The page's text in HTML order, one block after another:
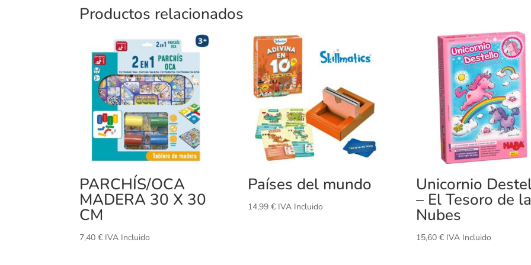
Productos relacionados
PARCHÍS/OCA
MADERA 30 X 30
CM
7,40€ IVA Incluido
Países del mundo
14,99 € IVA Incluido
Unicornio
– El Tesoro de
Nubes
15,60 € IVA Incluido